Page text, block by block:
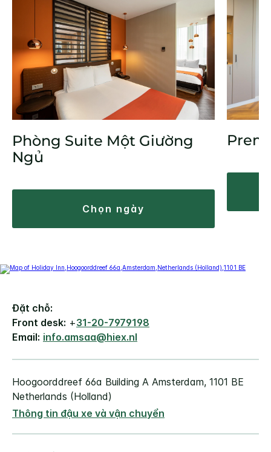
Phòng Suite Một Giường
Ngủ
chọn ngày
Đặt chỗ:
Front desk: +31-20-7979198
Email: info.amsaa@hiex.nl
Hoogoorddreef 66a Building A Amsterdam, 1101 BE
Netherlands (Holland)
Thông tin đậu xe và vận chuyển